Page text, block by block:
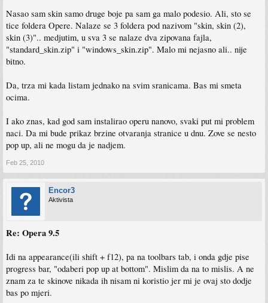
Nasao sam skin samo druge boje pa sam ga malo podesio. Ali, sto se
tice foldera Opere. Nalaze se 3 foldera pod nazivom "skin, skin (2),
skin (3)".. medjutim, u sva 3 se nalaze dva zipovana fajla,
"standard_skin.zip" i "windows_skin.zip". Malo mi nejasno ali.. nije
bitno.
Da, trza mi kada listam jednako na svim sranicama. Bas mi smeta
ocima.
I ako znas, kad god sam instalirao operu nanovo, svaki put mi problem
naci. Da mi bude prikaz brzine otvaranja stranice u dnu. Zove se nesto
pop up, ali ne mogu da je nadjem.
Feb 25, 2010
Encor3
Aktivista
Re: Opera 9.5
Idi na appearance(ili shift + f12), pa na toolbars tab, i onda gdje pise
progress bar, "odaberi pop up at bottom". Mislim da na to mislis. A ne
znam za te skinove nikada ih nisam ni koristio jer mi je ovaj sto dodje
bas po mjeri.